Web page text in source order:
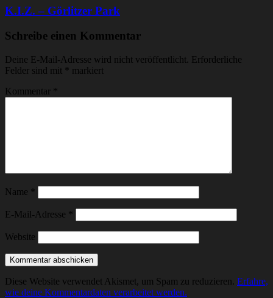
K.I.Z. – Görlitzer Park
Schreibe einen Kommentar
Deine E-Mail-Adresse wird nicht veröffentlicht. Erforderliche
Felder sind mit * markiert
Kommentar *
Name *
E-Mail-Adresse *
Website
Diese Website verwendet Akismet, um Spam zu reduzieren. Erfahre,
wie deine Kommentardaten verarbeitet werden.